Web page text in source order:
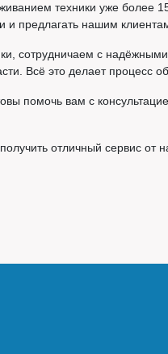
техники уже более
и предлагать нашим
сотрудничаем с
Всё это делает процесс
помочь вам с
отличный сервис от